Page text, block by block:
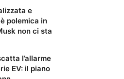
e
polemica in
non ci sta
l’allarme
EV: il piano